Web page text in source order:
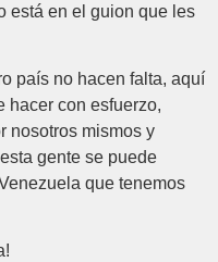
está en el guion que les
país no hacen falta, aquí
hacer con esfuerzo,
nosotros mismos y
gente se puede
que tenemos